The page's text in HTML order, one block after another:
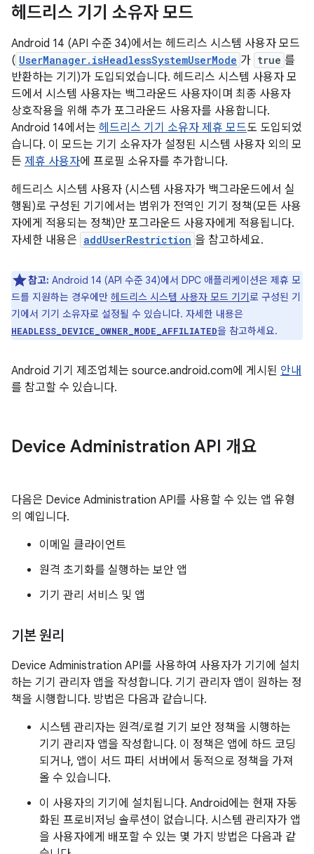
헤드리스 기기 소유자 모드
Android 14 (API 수준 34)에서는 헤드리스 시스템 사용자 모드
( UserManager.isHeadlessSystemUserMode 가 true 를
반환하는 기기)가 도입되었습니다. 헤드리스 시스템 사용자 모
드에서 시스템 사용자는 백그라운드 사용자이며 최종 사용자
상호작용을 위해 추가 포그라운드 사용자를 사용합니다.
Android 14에서는 헤드리스 기기 소유자 제휴 모드도 도입되었
습니다. 이 모드는 기기 소유자가 설정된 시스템 사용자 외의 모
든 제휴 사용자에 프로필 소유자를 추가합니다.
헤드리스 시스템 사용자 (시스템 사용자가 백그라운드에서 실
행됨)로 구성된 기기에서는 범위가 전역인 기기 정책(모든 사용
자에게 적용되는 정책)만 포그라운드 사용자에게 적용됩니다.
자세한 내용은 addUserRestriction 을 참고하세요.
참고: Android 14 (API 수준 34)에서 DPC 애플리케이션은 제휴 모
드를 지원하는 경우에만 헤드리스 시스템 사용자 모드 기기로 구성된 기
기에서 기기 소유자로 설정될 수 있습니다. 자세한 내용은
HEADLESS_DEVICE_OWNER_MODE_AFFILIATED을 참고하세요.
Android 기기 제조업체는 source.android.com에 게시된 안내
를 참고할 수 있습니다.
Device Administration API 개요
다음은 Device Administration API를 사용할 수 있는 앱 유형
의 예입니다.
이메일 클라이언트
원격 초기화를 실행하는 보안 앱
기기 관리 서비스 및 앱
기본 원리
Device Administration API를 사용하여 사용자가 기기에 설치
하는 기기 관리자 앱을 작성합니다. 기기 관리자 앱이 원하는 정
책을 시행합니다. 방법은 다음과 같습니다.
시스템 관리자는 원격/로컬 기기 보안 정책을 시행하는
기기 관리자 앱을 작성합니다. 이 정책은 앱에 하드 코딩
되거나, 앱이 서드 파티 서버에서 동적으로 정책을 가져
올 수 있습니다.
이 사용자의 기기에 설치됩니다. Android에는 현재 자동
화된 프로비저닝 솔루션이 없습니다. 시스템 관리자가 앱
을 사용자에게 배포할 수 있는 몇 가지 방법은 다음과 같